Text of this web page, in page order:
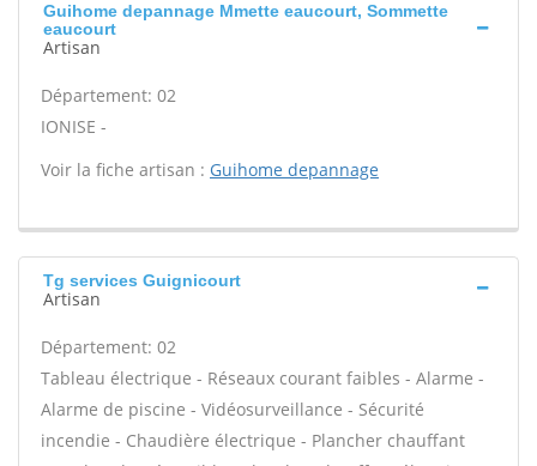
Guihome depannage Mmette eaucourt, Sommette
eaucourt
Artisan
Département: 02
IONISE -
Voir la fiche artisan : Guihome depannage
Tg services Guignicourt
Artisan
Département: 02
Tableau électrique - Réseaux courant faibles - Alarme -
Alarme de piscine - Vidéosurveillance - Sécurité
incendie - Chaudière électrique - Plancher chauffant